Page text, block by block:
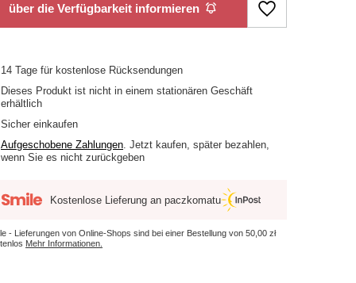
über die Verfügbarkeit informieren
14 Tage für kostenlose Rücksendungen
Dieses Produkt ist nicht in einem stationären Geschäft
erhältlich
Sicher einkaufen
Aufgeschobene Zahlungen. Jetzt kaufen, später bezahlen,
wenn Sie es nicht zurückgeben
Kostenlose Lieferung an paczkomatu
- Lieferungen von Online-Shops sind bei einer Bestellung von50,00 zł
Mehr Informationen.